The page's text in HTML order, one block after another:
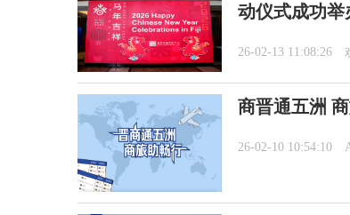
动仪式成功举
26-02-13 11:08:26
商晋通五洲
26-02-10 10:54:10